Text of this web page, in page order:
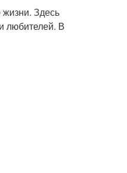
жизни. Здесь
любителей. В